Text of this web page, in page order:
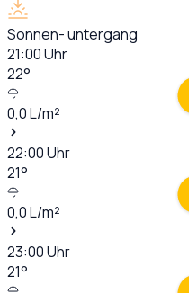
Sonnen- untergang
21:00Uhr
22°
0,0L/m²
22:00Uhr
21°
0,0L/m²
23:00Uhr
21°